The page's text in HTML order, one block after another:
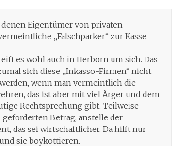
Eigentümer von privaten
„Falschparker“ zur Kasse
es wohl auch in Herborn um sich. Das
sich diese „Inkasso-Firmen“ nicht
wenn man vermeintlich die
das ist aber mit viel Ärger und dem
Rechtsprechung gibt. Teilweise
Betrag, anstelle der
das sei wirtschaftlicher. Da hilft nur
sie boykottieren.